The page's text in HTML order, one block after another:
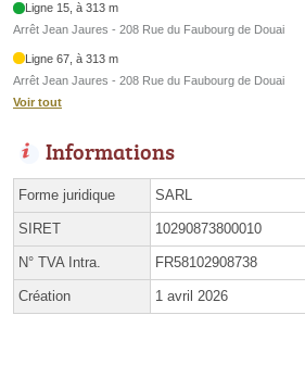
Ligne 15, à 313 m
Arrêt Jean Jaures - 208 Rue du Faubourg de Douai
Ligne 67, à 313 m
Arrêt Jean Jaures - 208 Rue du Faubourg de Douai
Voir tout
Informations
Forme juridique SARL
SIRET 10290873800010
N° TVA Intra. FR58102908738
Création 1 avril 2026